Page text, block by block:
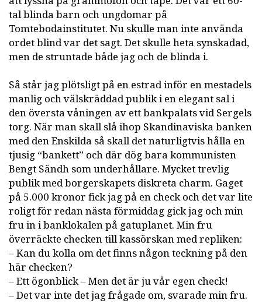
tal blinda barn och ungdomar på
Tomtebodainstitutet. Nu skulle man inte använda
ordet blind var det sagt. Det skulle heta synskadad,
men de struntade både jag och de blinda i.
Så står jag plötsligt på en estrad inför en mestadels
manlig och välskräddad publik i en elegant sal i
den översta våningen av ett bankpalats vid Sergels
torg. När man skall slå ihop Skandinaviska banken
med den Enskilda så skall det naturligtvis hålla en
tjusig “bankett” och där dög bara kommunisten
Bengt Sändh som underhållare. Mycket trevlig
publik med borgerskapets diskreta charm. Gaget
på 5.000 kronor fick jag på en check och det var lite
roligt för redan nästa förmiddag gick jag och min
fru in i banklokalen på gatuplanet. Min fru
överräckte checken till kassörskan med repliken:
– Kan du kolla om det finns någon teckning på den
här checken?
– Ett ögonblick – Men det är ju vår egen check!
– Det var inte det jag frågade om, svarade min fru.